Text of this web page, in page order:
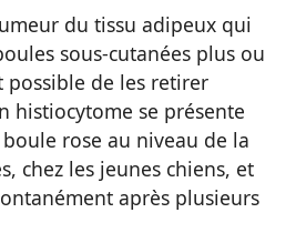
du tissu adipeux qui
sous-cutanées plus ou
possible de les retirer
histiocytome se présente
rose au niveau de la
chez les jeunes chiens, et
après plusieurs